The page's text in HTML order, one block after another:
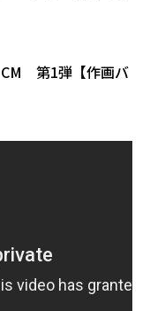
CM 第1弾【作画バ